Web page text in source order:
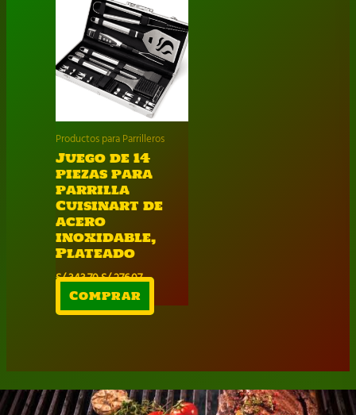
Productos para Parrilleros
Juego de 14
piezas para
parrilla
Cuisinart de
acero
inoxidable,
Plateado
S/343.70El
original
era:
S/276.07El
actual
es:
Comprar